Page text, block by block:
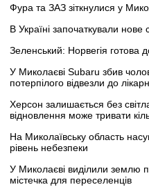
Фура та ЗАЗ зіткнулися у
В Україні започаткували нове
Зеленський: Норвегія готова
У Миколаєві Subaru збив
потерпілого відвезли до
Херсон залишається без
відновлення може тривати
На Миколаївську область
рівень небезпеки
У Миколаєві виділили землю
містечка для переселенців